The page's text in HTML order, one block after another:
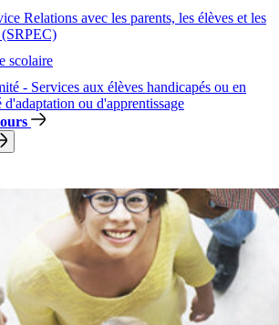
Relations avec les parents, les élèves et les
scolaire
- Services aux élèves handicapés ou en
ou d'apprentissage